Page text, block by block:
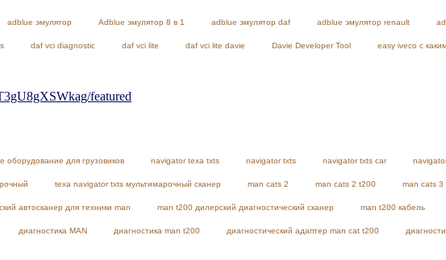
adblue эмулятор Adblue эмулятор 8 в 1 adblue эмулятор daf adblue эмулятор renault
daf vci diagnostic daf vci lite daf vci lite davie Davie Developer Tool easy iveco с
featured
оборудование для грузовиков navigator texa txts navigator txts navigator txts car
texa navigator txts мультимарочный сканер man cats 2 man cats 2 t200 man cats 3
автосканер для техники man man t200 дилерский диагностический сканер man t200 кабель
диагностика MAN диагностика man t200 диагностический адаптер man cat t200